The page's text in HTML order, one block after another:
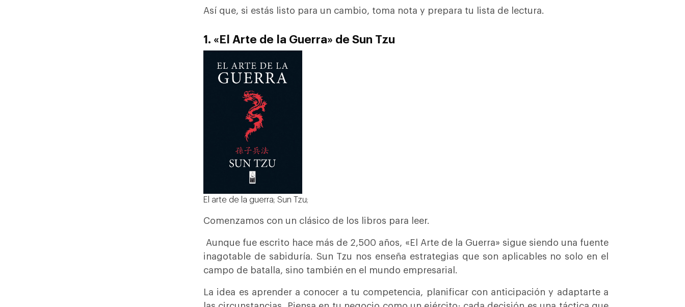
Así que, si estás listo para un cambio, toma nota y prepara tu lista de lectura.
1. «El Arte de la Guerra» de Sun Tzu
El arte de la guerra; Sun Tzu;
Comenzamos con un clásico de los libros para leer.
Aunque fue escrito hace más de 2,500 años, «El Arte de la Guerra» sigue siendo una fuente
inagotable de sabiduría. Sun Tzu nos enseña estrategias que son aplicables no solo en el
campo de batalla, sino también en el mundo empresarial.
La idea es aprender a conocer a tu competencia, planificar con anticipación y adaptarte a